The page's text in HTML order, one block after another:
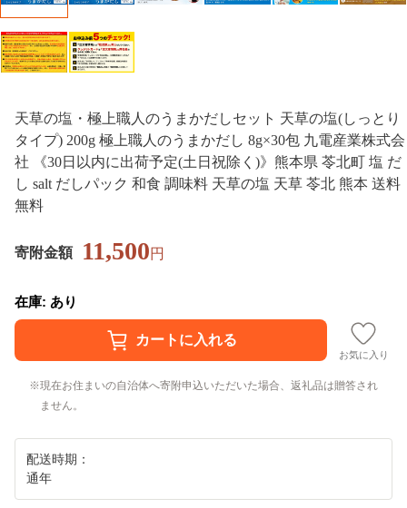
天草の塩・極上職人のうまかだしセット 天草の塩(しっとり
タイプ) 200g 極上職人のうまかだし 8g×30包 九電産業株式会
社 《30日以内に出荷予定(土日祝除く)》熊本県 苓北町 塩 だ
し salt だしパック 和食 調味料 天草の塩 天草 苓北 熊本 送料
無料
寄附金額 11,500円
在庫: あり
お気に入り
現在お住まいの自治体へ寄附申込いただいた場合、返礼品は贈答され
ません。
配送時期：
通年